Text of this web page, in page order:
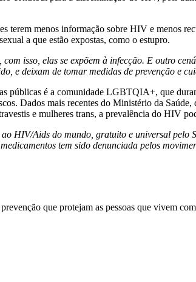
terem menos informação sobre HIV e menos
a que estão expostas, como o estupro.
isso, elas se expõem à infecção. E outro
e deixam de tomar medidas de prevenção e
públicas é a comunidade LGBTQIA+, que
Dados mais recentes do Ministério da
e mulheres trans, a prevalência do HIV
HIV/Aids do mundo, gratuito e universal pelo
tem sido denunciada pelos
que protejam as pessoas que vivem